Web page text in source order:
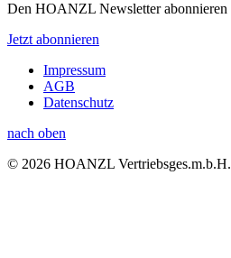
Den HOANZL Newsletter abonnieren
Jetzt abonnieren
Impressum
AGB
Datenschutz
nach oben
© 2026 HOANZL Vertriebsges.m.b.H.